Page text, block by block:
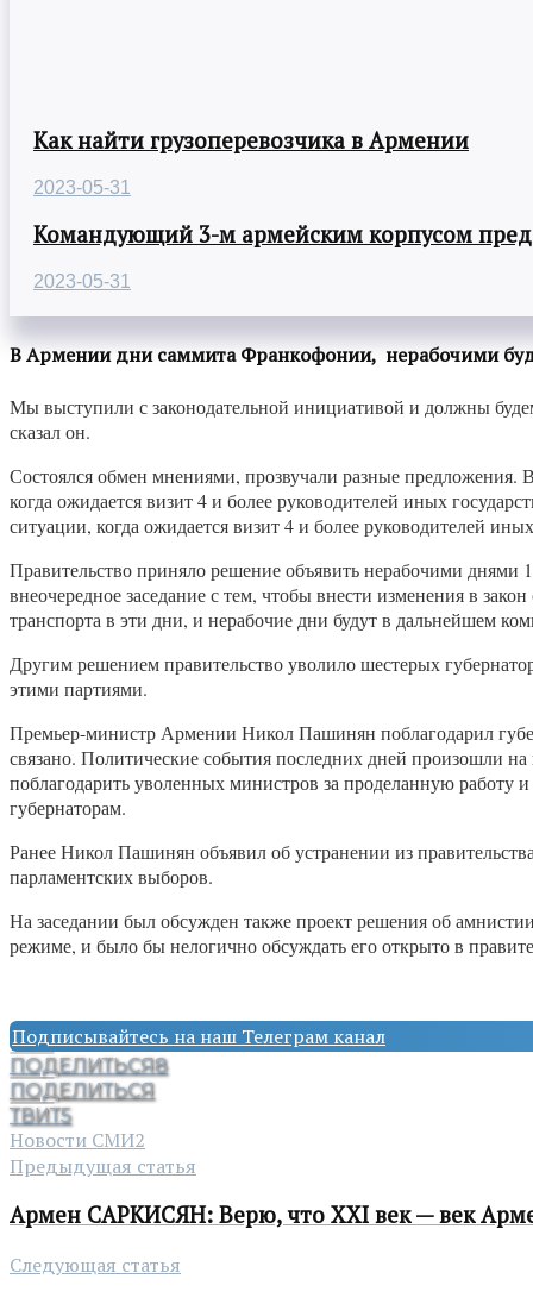
Как найти грузоперевозчика в Армении
2023-05-31
Командующий 3-м армейским корпусом
2023-05-31
В Армении дни саммита Франкофонии, нерабочими
Мы выступили с законодательной инициативой и должны
сказал он.
Состоялся обмен мнениями, прозвучали разные
когда ожидается визит 4 и более руководителей иных
ситуации, когда ожидается визит 4 и более руководителей
Правительство приняло решение объявить нерабочими
внеочередное заседание с тем, чтобы внести изменения в
транспорта в эти дни, и нерабочие дни будут в дальнейшем
Другим решением правительство уволило шестерых
этими партиями.
Премьер-министр Армении Никол Пашинян поблагодарил
связано. Политические события последних дней произошли
поблагодарить уволенных министров за проделанную
губернаторам.
Ранее Никол Пашинян объявил об устранении из
парламентских выборов.
На заседании был обсужден также проект решения об
режиме, и было бы нелогично обсуждать его открыто в
Подписывайтесь на наш Телеграм канал
ПОДЕЛИТЬСЯ8
ПОДЕЛИТЬСЯ
ТВИТ5
Новости СМИ2
Предыдущая статья
Армен САРКИСЯН: Верю, что XXI век — век
Следующая статья